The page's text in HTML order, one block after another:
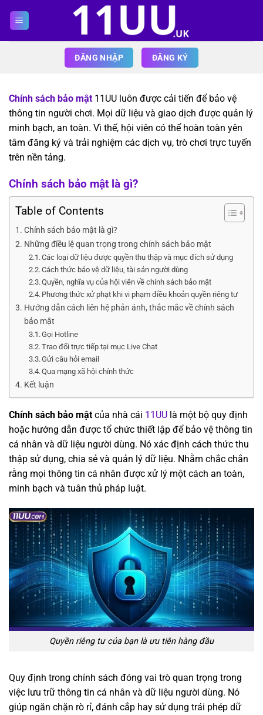
ĐĂNG NHẬP ĐĂNG KÝ
Chính sách bảo mật 11UU luôn được cải tiến để bảo vệ
thông tin người chơi. Mọi dữ liệu và giao dịch được quản lý
minh bạch, an toàn. Vì thế, hội viên có thể hoàn toàn yên
tâm đăng ký và trải nghiệm các dịch vụ, trò chơi trực tuyến
trên nền tảng.
Chính sách bảo mật là gì?
Table of Contents
Chính sách bảo mật là gì?
Những điều lệ quan trọng trong chính sách bảo mật
Các loại dữ liệu được quyền thu thập và mục đích sử dụng
Cách thức bảo vệ dữ liệu, tài sản người dùng
Quyền, nghĩa vụ của hội viên về chính sách bảo mật
Phương thức xử phạt khi vi phạm điều khoản quyền riêng tư
Hướng dẫn cách liên hệ phản ánh, thắc mắc về chính sách
bảo mật
Gọi Hotline
Trao đổi trực tiếp tại mục Live Chat
Gửi câu hỏi email
Qua mạng xã hội chính thức
Kết luận
Chính sách bảo mật của nhà cái 11UU là một bộ quy định
hoặc hướng dẫn được tổ chức thiết lập để bảo vệ thông tin
cá nhân và dữ liệu người dùng. Nó xác định cách thức thu
thập sử dụng, chia sẻ và quản lý dữ liệu. Nhằm chắc chắn
rằng mọi thông tin cá nhân được xử lý một cách an toàn,
minh bạch và tuân thủ pháp luật.
Quyền riêng tư của bạn là ưu tiên hàng đầu
Quy định trong chính sách đóng vai trò quan trọng trong
việc lưu trữ thông tin cá nhân và dữ liệu người dùng. Nó
giúp ngăn chặn rò rỉ, đánh cắp hay sử dụng trái phép dữ